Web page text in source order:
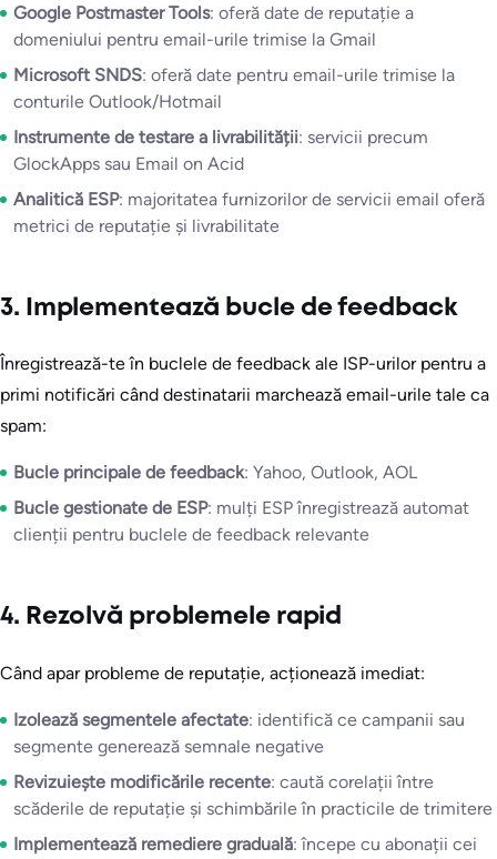
Google Postmaster Tools: oferă date de reputație a
domeniului pentru email-urile trimise la Gmail
Microsoft SNDS: oferă date pentru email-urile trimise la
conturile Outlook/Hotmail
Instrumente de testare a livrabilității: servicii precum
GlockApps sau Email on Acid
Analitică ESP: majoritatea furnizorilor de servicii email oferă
metrici de reputație și livrabilitate
3. Implementează bucle de feedback
Înregistrează-te în buclele de feedback ale ISP-urilor pentru a
primi notificări când destinatarii marchează email-urile tale ca
spam:
Bucle principale de feedback: Yahoo, Outlook, AOL
Bucle gestionate de ESP: mulți ESP înregistrează automat
clienții pentru buclele de feedback relevante
4. Rezolvă problemele rapid
Când apar probleme de reputație, acționează imediat:
Izolează segmentele afectate: identifică ce campanii sau
segmente generează semnale negative
Revizuiește modificările recente: caută corelații între
scăderile de reputație și schimbările în practicile de trimitere
Implementează remediere graduală: începe cu abonații cei